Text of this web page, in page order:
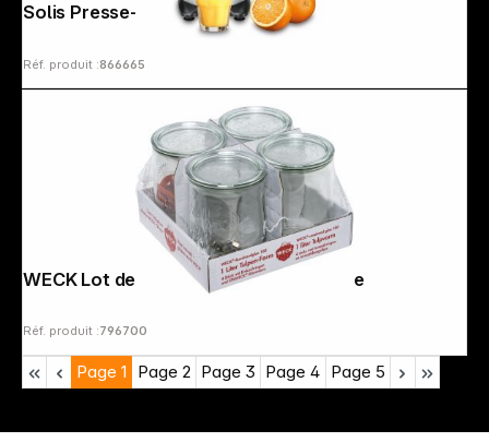
Solis Presse-agrume 8453
Réf. produit :866665
WECK Lot de 4 bocaux 1,0l forme tulipe
Réf. produit :796700
Page 1 Page 2 Page 3 Page 4 Page 5